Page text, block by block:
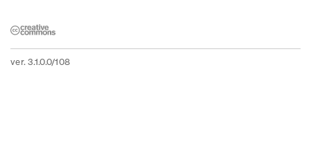
ver. 3.1.0.0/108